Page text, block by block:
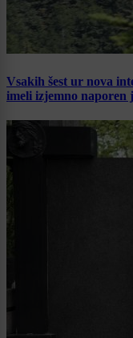
Vsakih šest ur nova
imeli izjemno naporen